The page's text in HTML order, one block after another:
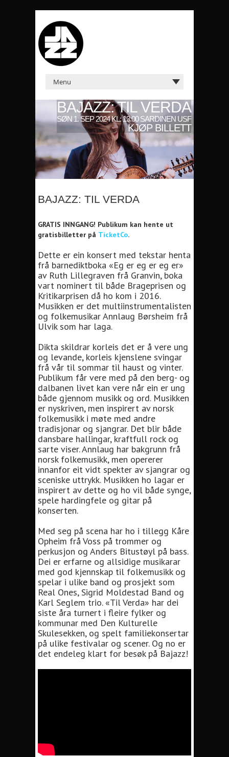
BAJAZZ: TIL VERDA
SØN 1. SEP 2024 KL: 13:00 SARDINEN USF
KJØP BILLETT
BAJAZZ: TIL VERDA
GRATIS INNGANG! Publikum kan hente ut
gratisbilletter på TicketCo.
Dette er ein konsert med tekstar henta
frå barnediktboka «Eg er eg er eg er»
av Ruth Lillegraven frå Granvin, boka
vart nominert til både Brageprisen og
Kritikarprisen då ho kom i 2016.
Musikken er det multiinstrumentalisten
og folkemusikar Annlaug Børsheim frå
Ulvik som har laga.
Dikta skildrar korleis det er å vere ung
og levande, korleis kjenslene svingar
frå vår til sommar til haust og vinter.
Publikum får vere med på den berg- og
dalbanen livet kan vere når ein er ung
både gjennom musikk og ord. Musikken
er nyskriven, men inspirert av norsk
folkemusikk i møte med andre
tradisjonar og sjangrar. Det blir både
dansbare hallingar, kraftfull rock og
sarte viser. Annlaug har bakgrunn frå
norsk folkemusikk, men opererer
innanfor eit vidt spekter av sjangrar og
sceniske uttrykk. Musikken ho lagar er
inspirert av dette og ho vil både synge,
spele hardingfele og gitar på
konserten.
Med seg på scena har ho i tillegg Kåre
Opheim frå Voss på trommer og
perkusjon og Anders Bitustøyl på bass.
Dei er erfarne og allsidige musikarar
med god kjennskap til folkemusikk og
spelar i ulike band og prosjekt som
Real Ones, Sigrid Moldestad Band og
Karl Seglem trio. «Til Verda» har dei
siste åra turnert i fleire fylker og
kommunar med Den Kulturelle
Skulesekken, og spelt familiekonsertar
på ulike festivalar og scener. Og no er
det endeleg klart for besøk på Bajazz!